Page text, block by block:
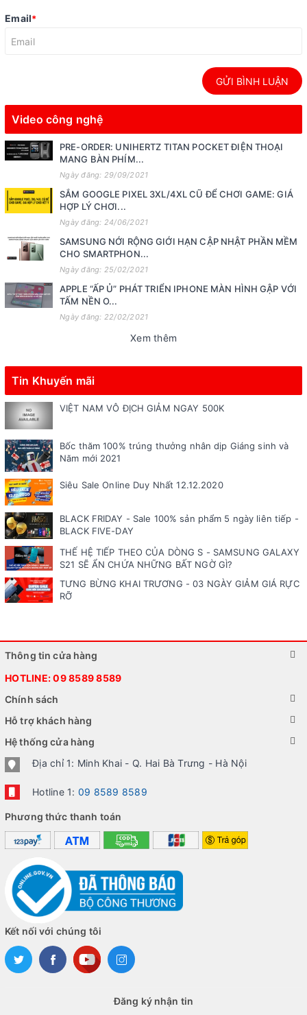
Email*
GỬI BÌNH LUẬN
Video công nghệ
PRE-ORDER: UNIHERTZ TITAN POCKET ĐIỆN THOẠI
MANG BÀN PHÍM...
Ngày đăng: 29/09/2021
SẮM GOOGLE PIXEL 3XL/4XL CŨ ĐỂ CHƠI GAME: GIÁ
HỢP LÝ CHƠI...
Ngày đăng: 24/06/2021
SAMSUNG NỚI RỘNG GIỚI HẠN CẬP NHẬT PHẦN MỀM
CHO SMARTPHON...
Ngày đăng: 25/02/2021
APPLE “ẤP Ủ” PHÁT TRIỂN IPHONE MÀN HÌNH GẬP VỚI
TẤM NỀN O...
Ngày đăng: 22/02/2021
Xem thêm
Tin Khuyến mãi
VIỆT NAM VÔ ĐỊCH GIẢM NGAY 500K
Bốc thăm 100% trúng thưởng nhân dịp Giáng sinh và
Năm mới 2021
Siêu Sale Online Duy Nhất 12.12.2020
BLACK FRIDAY - Sale 100% sản phẩm 5 ngày liên tiếp -
BLACK FIVE-DAY
THẾ HỆ TIẾP THEO CỦA DÒNG S - SAMSUNG GALAXY
S21 SẼ ẨN CHỨA NHỮNG BẤT NGỜ GÌ?
TƯNG BỪNG KHAI TRƯƠNG - 03 NGÀY GIẢM GIÁ RỰC
RỠ
Thông tin cửa hàng
HOTLINE:09 8589 8589
Chính sách
Hỗ trợ khách hàng
Hệ thống cửa hàng
Địa chỉ 1: Minh Khai - Q. Hai Bà Trưng - Hà Nội
Hotline 1: 09 8589 8589
Phương thức thanh toán
Kết nối với chúng tôi
Đăng ký nhận tin